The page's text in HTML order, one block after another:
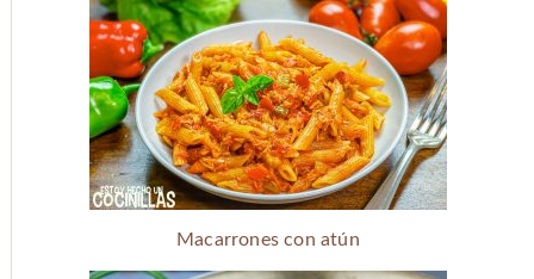
Macarrones con atún